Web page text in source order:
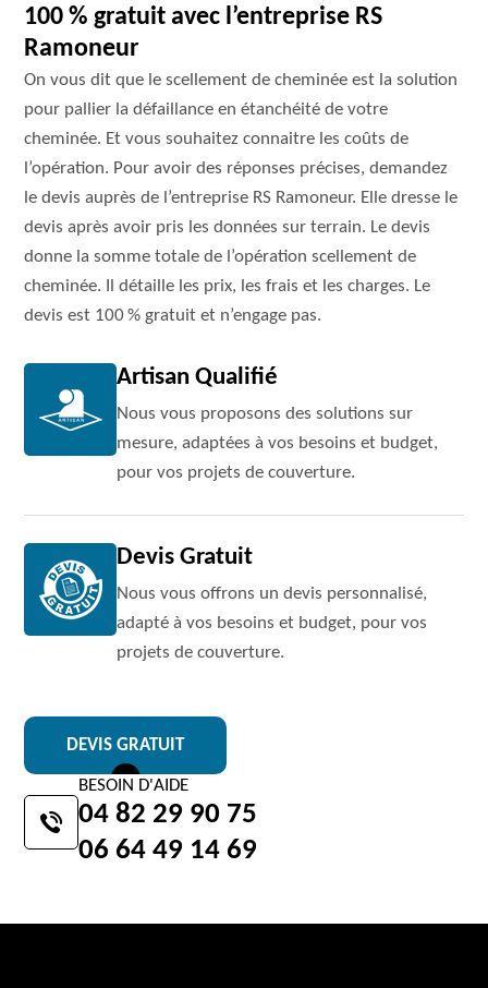
100 % gratuit avec l’entreprise RS
Ramoneur
On vous dit que le scellement de cheminée est la solution
pour pallier la défaillance en étanchéité de votre
cheminée. Et vous souhaitez connaitre les coûts de
l’opération. Pour avoir des réponses précises, demandez
le devis auprès de l’entreprise RS Ramoneur. Elle dresse le
devis après avoir pris les données sur terrain. Le devis
donne la somme totale de l’opération scellement de
cheminée. Il détaille les prix, les frais et les charges. Le
devis est 100 % gratuit et n’engage pas.
Artisan Qualifié
Nous vous proposons des solutions sur
mesure, adaptées à vos besoins et budget,
pour vos projets de couverture.
Devis Gratuit
Nous vous offrons un devis personnalisé,
adapté à vos besoins et budget, pour vos
projets de couverture.
DEVIS GRATUIT
BESOIN D'AIDE
04 82 29 90 75
06 64 49 14 69